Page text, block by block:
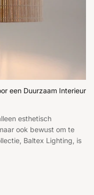
een Duurzaam Interieur
esthetisch
ook bewust om te
Baltex Lighting, is